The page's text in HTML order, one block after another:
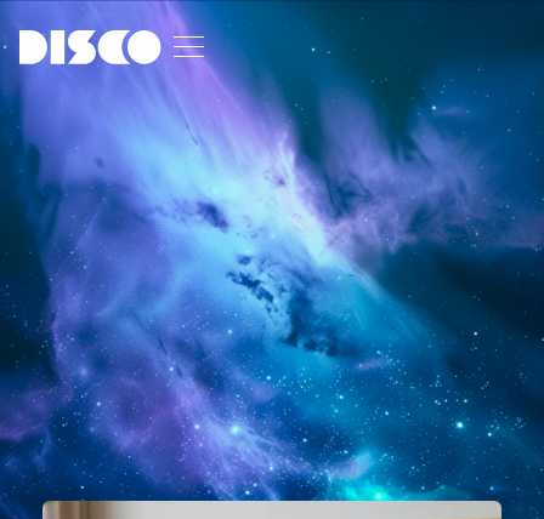
STRATEGY, DESIGN, SOLUTION DEVELOPMENT